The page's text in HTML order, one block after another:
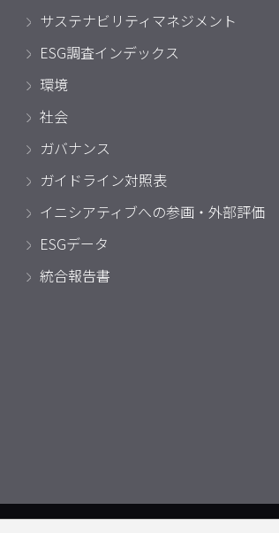
サステナビリティマネジメント
ESG調査インデックス
環境
社会
ガバナンス
ガイドライン対照表
イニシアティブへの参画・外部評価
ESGデータ
統合報告書